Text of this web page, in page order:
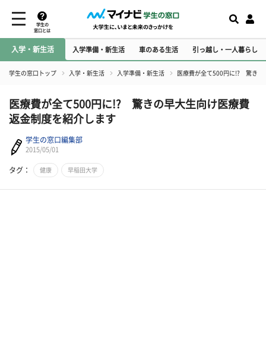
学生の
窓口とは
入学・新生活 入学準備・新生活 車のある生活 引っ越し・一人暮らし
学生の窓口トップ 入学・新生活 入学準備・新生活 医療費が全て500円に!? 驚きの
医療費が全て500円に!? 驚きの早大生向け医療費
返金制度を紹介します
学生の窓口編集部
2015/05/01
タグ： 健康 早稲田大学